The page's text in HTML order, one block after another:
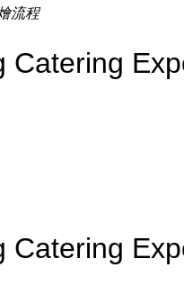
流程